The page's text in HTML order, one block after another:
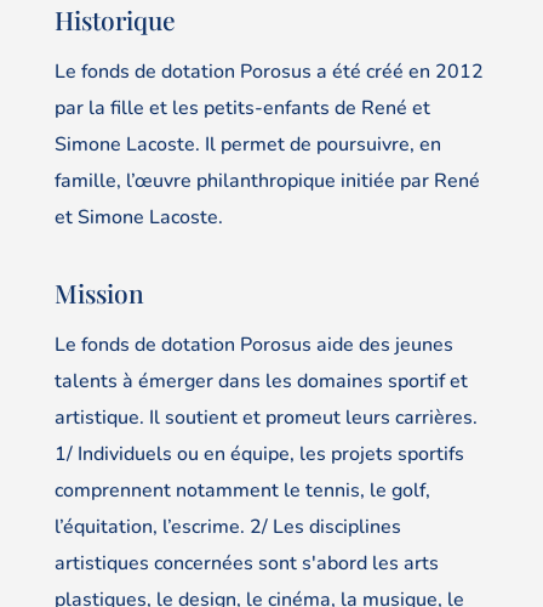
Historique
Le fonds de dotation Porosus a été créé en 2012
par la fille et les petits-enfants de René et
Simone Lacoste. Il permet de poursuivre, en
famille, l’œuvre philanthropique initiée par René
et Simone Lacoste.
Mission
Le fonds de dotation Porosus aide des jeunes
talents à émerger dans les domaines sportif et
artistique. Il soutient et promeut leurs carrières.
1/ Individuels ou en équipe, les projets sportifs
comprennent notamment le tennis, le golf,
l’équitation, l’escrime. 2/ Les disciplines
artistiques concernées sont s'abord les arts
plastiques, le design, le cinéma, la musique, le